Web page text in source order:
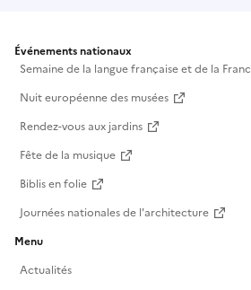
Événements nationaux
Semaine de la langue française et de la
Nuit européenne des musées
Rendez-vous aux jardins
Fête de la musique
Biblis en folie
Journées nationales de l'architecture
Menu
Actualités